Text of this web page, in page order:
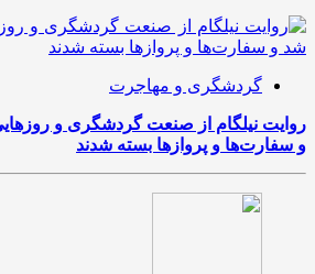
گردشگری و مهاجرت
روایت نیلگام از صنعت گردشگری و
و سفارت‌ها و پروازها بسته شدند